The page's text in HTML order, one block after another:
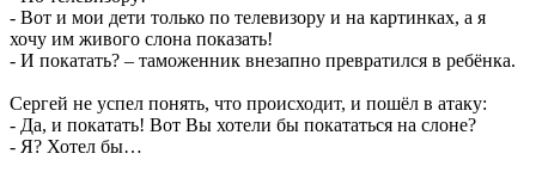
- Вот и мои дети только по телевизору и на картинках, а я
хочу им живого слона показать!
- И покатать? – таможенник внезапно превратился в ребёнка.
Сергей не успел понять, что происходит, и пошёл в атаку:
- Да, и покатать! Вот Вы хотели бы покататься на слоне?
- Я? Хотел бы…